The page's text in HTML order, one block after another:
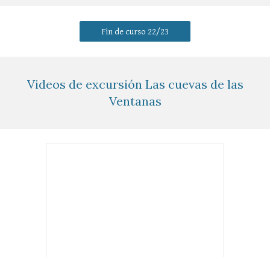
Fin de curso 22/23
Videos de excursión Las cuevas de las
Ventanas